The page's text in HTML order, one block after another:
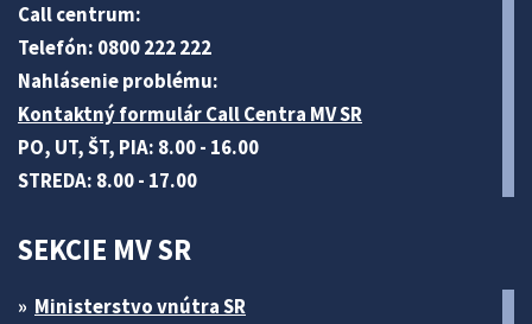
Call centrum:
Telefón: 0800 222 222
Nahlásenie problému:
Kontaktný formulár Call Centra MV SR
PO, UT, ŠT, PIA: 8.00 - 16.00
STREDA: 8.00 - 17.00
SEKCIE MV SR
Ministerstvo vnútra SR